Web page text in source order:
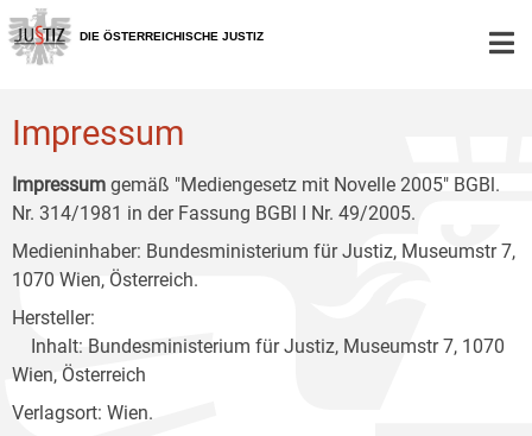
Zur
Hauptnavigation
[1]
Zum
Inhalt
[2]
Zum
Untermenü
[3]
DIE ÖSTERREICHISCHE JUSTIZ
Impressum
Impressum gemäß "Mediengesetz mit Novelle 2005" BGBl.
Nr. 314/1981 in der Fassung BGBl I Nr. 49/2005.
Medieninhaber: Bundesministerium für Justiz, Museumstr 7,
1070 Wien, Österreich.
Hersteller:
Inhalt: Bundesministerium für Justiz, Museumstr 7, 1070
Wien, Österreich
Verlagsort: Wien.